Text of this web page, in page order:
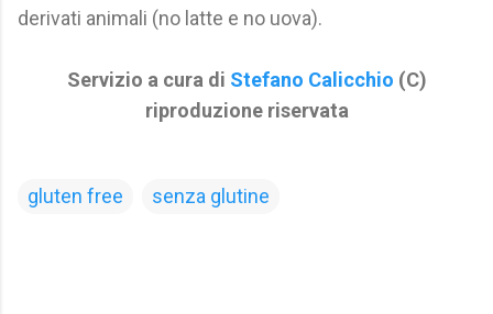
derivati animali (no latte e no uova).
Servizio a cura di Stefano Calicchio (C)
riproduzione riservata
gluten free senza glutine